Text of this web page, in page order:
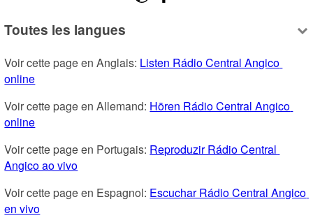
Toutes les langues
Voir cette page en Anglais: Listen Rádio Central Angico
online
Voir cette page en Allemand: Hören Rádio Central Angico
online
Voir cette page en Portugais: Reproduzir Rádio Central
Angico ao vivo
Voir cette page en Espagnol: Escuchar Rádio Central Angico
en vivo